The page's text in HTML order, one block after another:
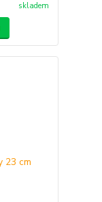
skladem